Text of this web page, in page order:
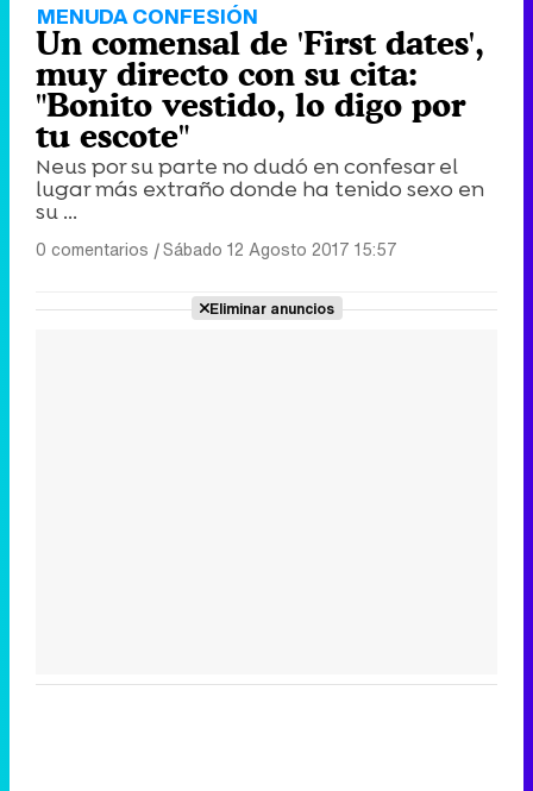
MENUDA CONFESIÓN
Un comensal de 'First dates',
muy directo con su cita:
"Bonito vestido, lo digo por
tu escote"
Neus por su parte no dudó en confesar el
lugar más extraño donde ha tenido sexo en
su ...
0 comentarios |Sábado 12 Agosto 2017 15:57
Eliminar anuncios